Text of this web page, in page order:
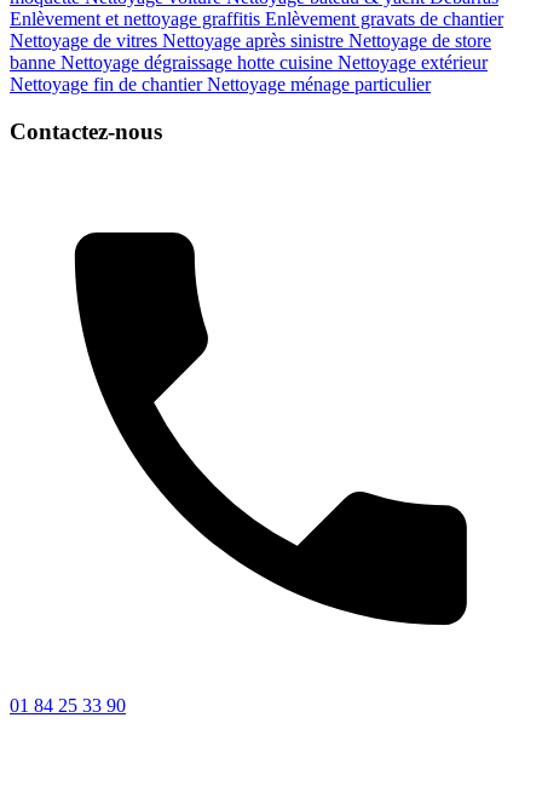
Enlèvement et nettoyage graffitis Enlèvement gravats de chantier
Nettoyage de vitres Nettoyage après sinistre Nettoyage de store
banne Nettoyage dégraissage hotte cuisine Nettoyage extérieur
Nettoyage fin de chantierNettoyage ménage particulier
Contactez-nous
01 84 25 33 90